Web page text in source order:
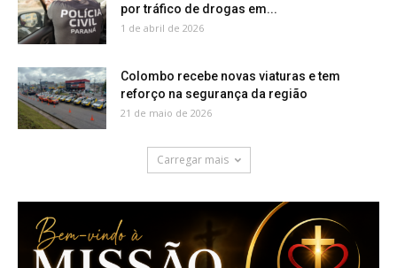
por tráfico de drogas em...
1 de abril de 2026
Colombo recebe novas viaturas e tem
reforço na segurança da região
21 de maio de 2026
Carregar mais